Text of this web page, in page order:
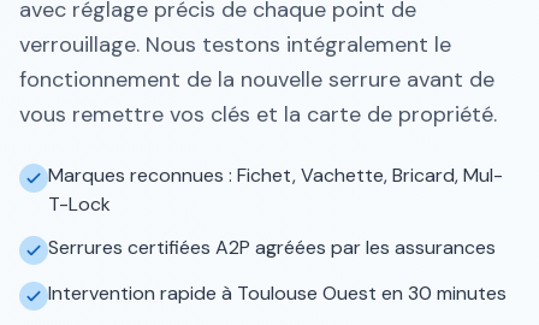
avec réglage précis de chaque point de
verrouillage. Nous testons intégralement le
fonctionnement de la nouvelle serrure avant de
vous remettre vos clés et la carte de propriété.
Marques reconnues : Fichet, Vachette, Bricard, Mul-
T-Lock
Serrures certifiées A2P agréées par les assurances
Intervention rapide à Toulouse Ouest en 30 minutes